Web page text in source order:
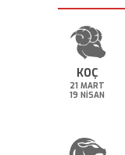
KOÇ
21 MART
19 NİSAN